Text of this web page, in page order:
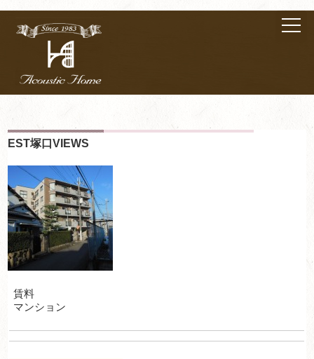
EST塚口VIEWS
賃料
マンション